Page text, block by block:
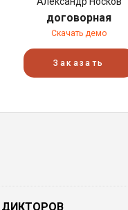
договорная
Скачать демо
Заказать